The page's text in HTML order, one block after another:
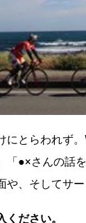
とらわれず
「●×さんの話
、そしてサ
ださい。